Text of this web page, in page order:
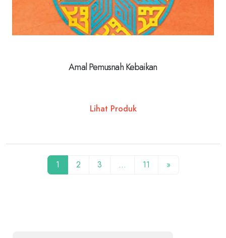
Amal Pemusnah Kebaikan
Lihat Produk
1 2 3 … 11 »